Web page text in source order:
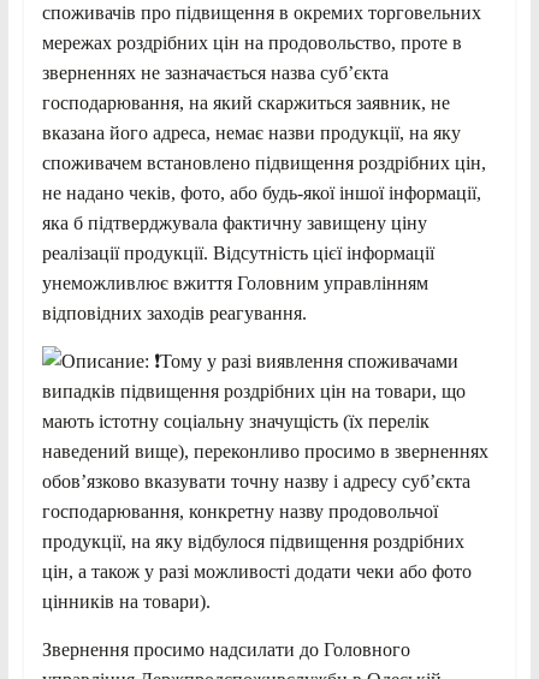
споживачів про підвищення в окремих торговельних
мережах роздрібних цін на продовольство, проте в
зверненнях не зазначається назва суб’єкта
господарювання, на який скаржиться заявник, не
вказана його адреса, немає назви продукції, на яку
споживачем встановлено підвищення роздрібних цін,
не надано чеків, фото, або будь-якої іншої інформації,
яка б підтверджувала фактичну завищену ціну
реалізації продукції. Відсутність цієї інформації
унеможливлює вжиття Головним управлінням
відповідних заходів реагування.
Тому у разі виявлення споживачами
випадків підвищення роздрібних цін на товари, що
мають істотну соціальну значущість (їх перелік
наведений вище), переконливо просимо в зверненнях
обов’язково вказувати точну назву і адресу суб’єкта
господарювання, конкретну назву продовольчої
продукції, на яку відбулося підвищення роздрібних
цін, а також у разі можливості додати чеки або фото
цінників на товари).
Звернення просимо надсилати до Головного